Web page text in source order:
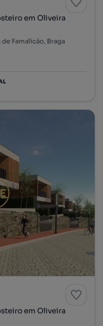
em Oliveira
Famalicão, Braga
em Oliveira